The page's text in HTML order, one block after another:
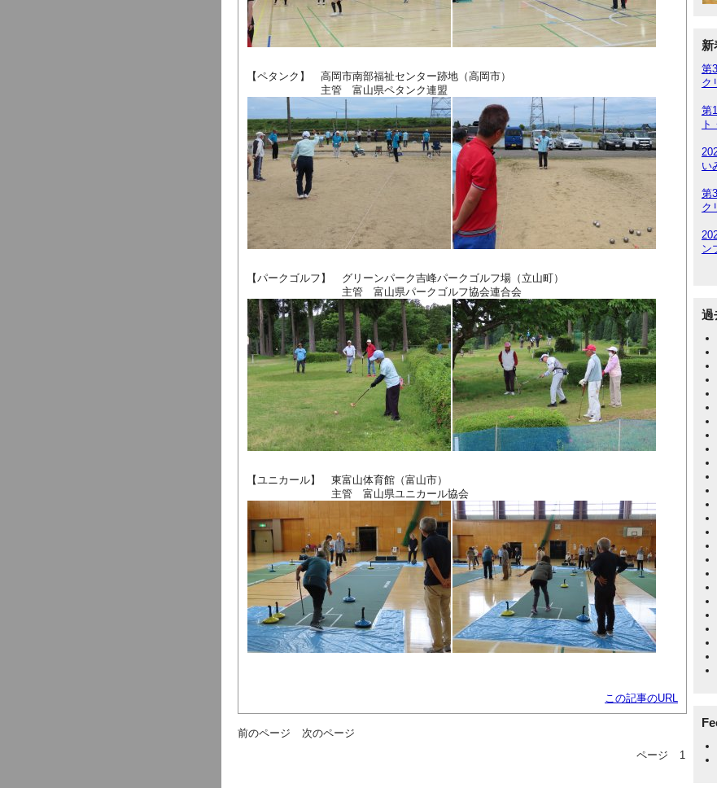
【ペタンク】 高岡市南部福祉センター跡地（高岡市）
主管 富山県ペタンク連盟
【パークゴルフ】 グリーンパーク吉峰パークゴルフ場（立山町）
主管 富山県パークゴルフ協会連合会
【ユニカール】 東富山体育館（富山市）
主管 富山県ユニカール協会
この記事のURL
前のページ
次のページ
ページ
1
新
第
ク
第
ト
い
第
ク
ン
過